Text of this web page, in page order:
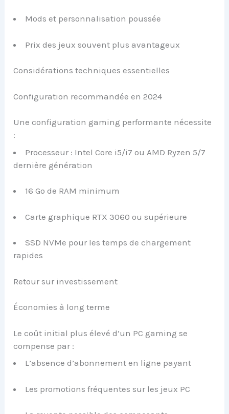
Mods et personnalisation poussée
Prix des jeux souvent plus avantageux
Considérations techniques essentielles
Configuration recommandée en 2024
Une configuration gaming performante nécessite
:
Processeur : Intel Core i5/i7 ou AMD Ryzen 5/7
dernière génération
16 Go de RAM minimum
Carte graphique RTX 3060 ou supérieure
SSD NVMe pour les temps de chargement
rapides
Retour sur investissement
Économies à long terme
Le coût initial plus élevé d’un PC gaming se
compense par :
L’absence d’abonnement en ligne payant
Les promotions fréquentes sur les jeux PC